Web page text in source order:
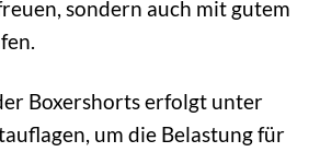
sondern auch mit gutem
Boxershorts erfolgt unter
um die Belastung für